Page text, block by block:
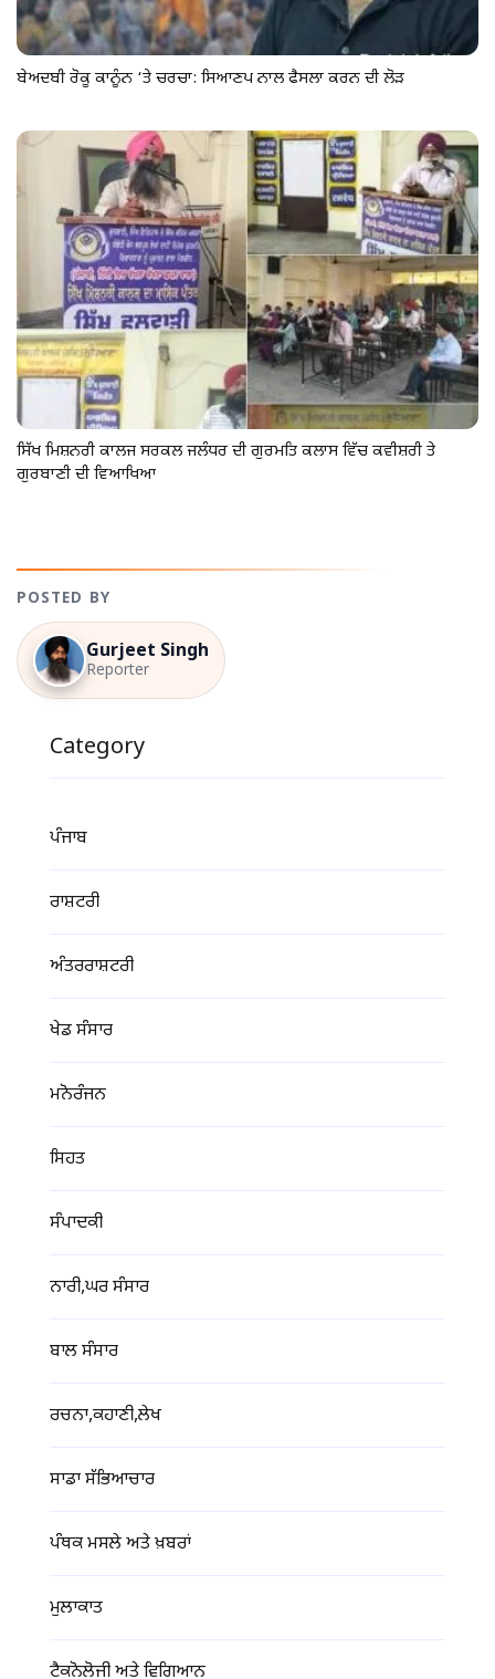
ਬੇਅਦਬੀ ਰੋਕੂ ਕਾਨੂੰਨ ‘ਤੇ ਚਰਚਾ: ਸਿਆਣਪ ਨਾਲ ਫੈਸਲਾ ਕਰਨ ਦੀ ਲੋੜ
ਸਿੱਖ ਮਿਸ਼ਨਰੀ ਕਾਲਜ ਸਰਕਲ ਜਲੰਧਰ ਦੀ ਗੁਰਮਤਿ ਕਲਾਸ ਵਿੱਚ ਕਵੀਸ਼ਰੀ ਤੇ
ਗੁਰਬਾਣੀ ਦੀ ਵਿਆਖਿਆ
POSTED BY
Gurjeet Singh
Reporter
Category
ਪੰਜਾਬ
ਰਾਸ਼ਟਰੀ
ਅੰਤਰਰਾਸ਼ਟਰੀ
ਖੇਡ ਸੰਸਾਰ
ਮਨੋਰੰਜਨ
ਸਿਹਤ
ਸੰਪਾਦਕੀ
ਨਾਰੀ,ਘਰ ਸੰਸਾਰ
ਬਾਲ ਸੰਸਾਰ
ਰਚਨਾ,ਕਹਾਣੀ,ਲੇਖ
ਸਾਡਾ ਸੱਭਿਆਚਾਰ
ਪੰਥਕ ਮਸਲੇ ਅਤੇ ਖ਼ਬਰਾਂ
ਮੁਲਾਕਾਤ
ਟੈਕਨੋਲੋਜੀ ਅਤੇ ਵਿਗਿਆਨ